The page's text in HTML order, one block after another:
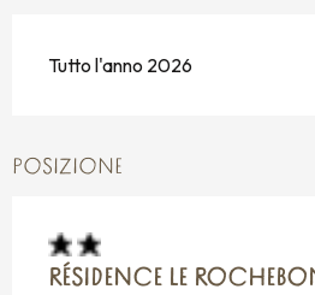
Tutto l'anno 2026
POSIZIONE
RÉSIDENCE LE